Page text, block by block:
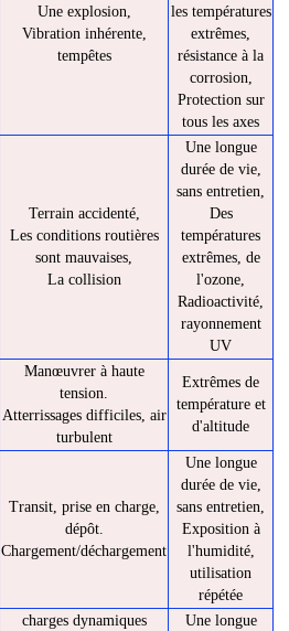
Une explosion,
Vibration inhérente,
tempêtes
les températures
extrêmes,
résistance à la
corrosion,
Protection sur
tous les axes
Terrain accidenté,
Les conditions routières
sont mauvaises,
La collision
Une longue
durée de vie,
sans entretien,
Des
températures
extrêmes, de
l'ozone,
Radioactivité,
rayonnement
UV
Manœuvrer à haute
tension.
Atterrissages difficiles, air
turbulent
Extrêmes de
température et
d'altitude
Transit, prise en charge,
dépôt.
Chargement/déchargement
Une longue
durée de vie,
sans entretien,
Exposition à
l'humidité,
utilisation
répétée
charges dynamiques
Une longue